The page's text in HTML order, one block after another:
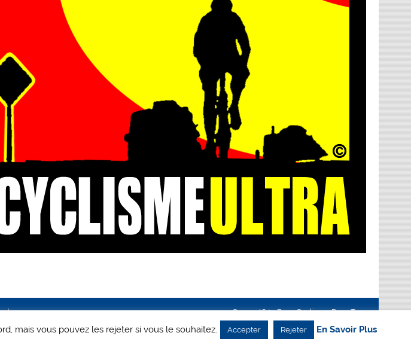
Creanet64- Pour Cyclisme Pour Tous
mais vous pouvez les rejeter si vous le souhaitez. Accepter Rejeter En Savoir Plus